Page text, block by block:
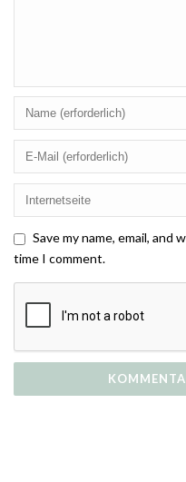
Save my name, email,
time I comment.